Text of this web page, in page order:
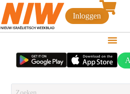
Inloggen